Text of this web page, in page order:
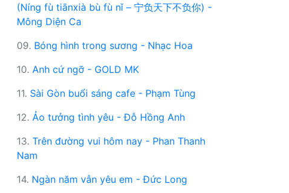
(Níng fù tiānxià bù fù nǐ – 宁负天下不负你) -
Mông Diện Ca
09. Bóng hình trong sương - Nhạc Hoa
10. Anh cứ ngỡ - GOLD MK
11. Sài Gòn buổi sáng cafe - Phạm Tùng
12. Ảo tưởng tình yêu - Đỗ Hồng Anh
13. Trên đường vui hôm nay - Phan Thanh
Nam
14. Ngàn năm vẫn yêu em - Đức Long